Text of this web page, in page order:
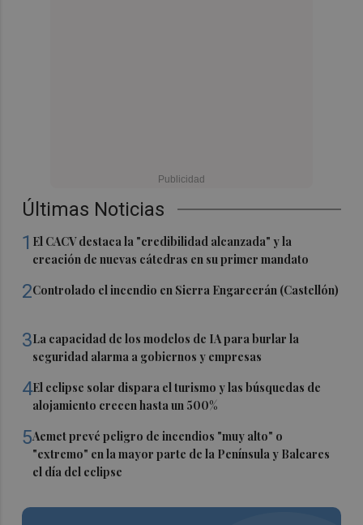
Últimas Noticias
1 El CACV destaca la "credibilidad alcanzada" y la
creación de nuevas cátedras en su primer mandato
2Controlado el incendio en Sierra Engarcerán (Castellón)
3La capacidad de los modelos de IA para burlar la
seguridad alarma a gobiernos y empresas
4El eclipse solar dispara el turismo y las búsquedas de
alojamiento crecen hasta un 500%
5Aemet prevé peligro de incendios "muy alto" o
"extremo" en la mayor parte de la Península y Baleares
el día del eclipse